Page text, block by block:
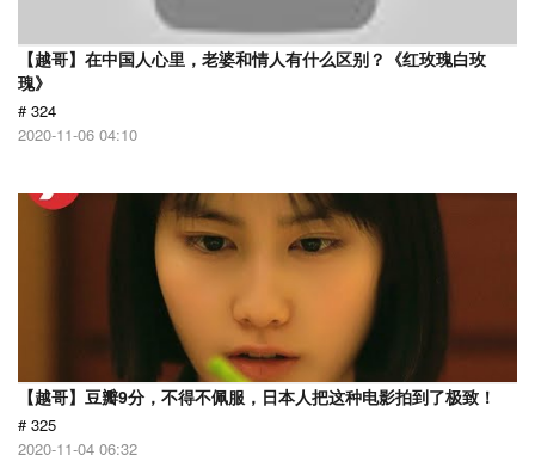
【越哥】在中国人心里，老婆和情人有什么区别？《红玫瑰白玫
瑰》
# 324
2020-11-06 04:10
【越哥】豆瓣9分，不得不佩服，日本人把这种电影拍到了极致！
# 325
2020-11-04 06:32